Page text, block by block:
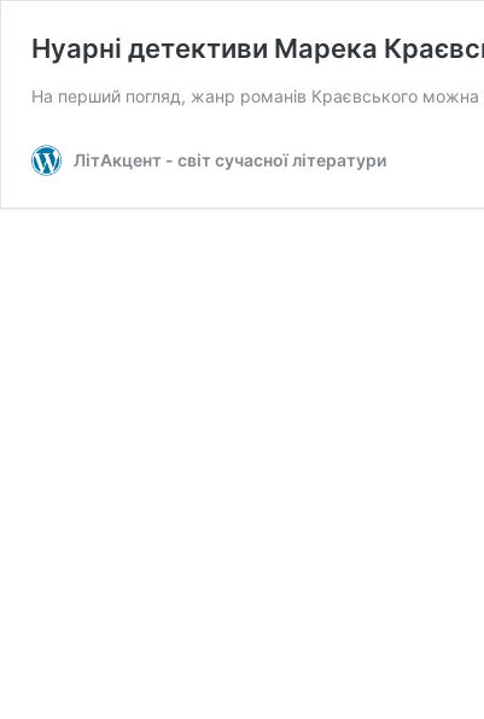
Нуарні детективи Марека
На перший погляд, жанр романів Краєвського
ЛітАкцент - світ сучасної літератури